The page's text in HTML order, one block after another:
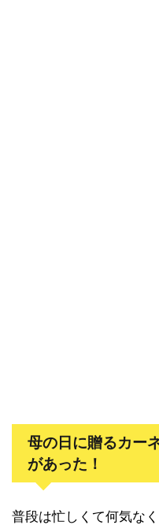
母の日に贈るカー
があった！
普段は忙しくて何気な